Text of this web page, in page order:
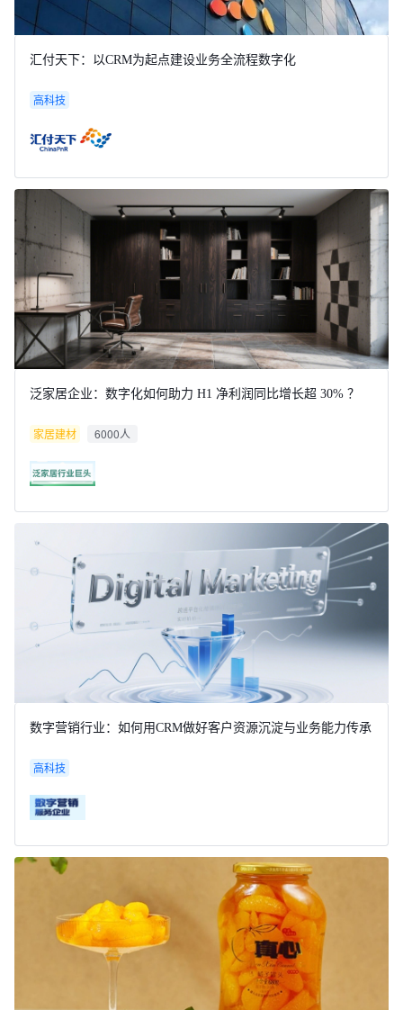
汇付天下：以CRM为起点建设业务全流程数字化
高科技
泛家居企业：数字化如何助力 H1 净利润同比增长超 30% ？
家居建材 6000人
数字营销行业：如何用CRM做好客户资源沉淀与业务能力传承
高科技